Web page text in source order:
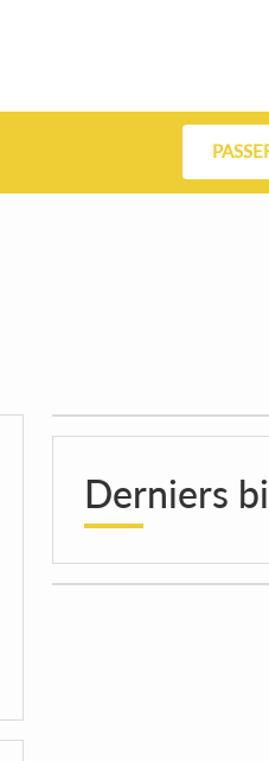
Derniers